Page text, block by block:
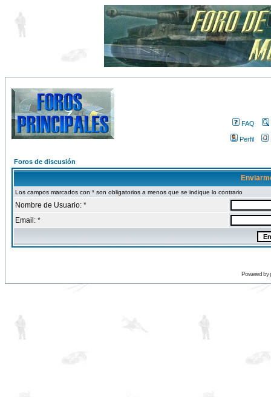
FAQ
Perfil
Foros de discusión
Los campos marcados con * son obligatorios a menos que se indique lo contrario
Nombre de Usuario: *
Email: *
Powered by